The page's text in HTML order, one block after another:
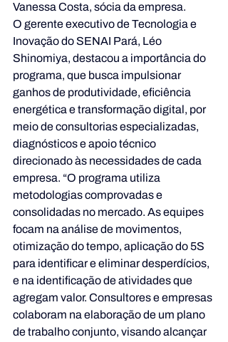
Vanessa Costa, sócia da empresa.
O gerente executivo de Tecnologia e
Inovação do SENAI Pará, Léo
Shinomiya, destacou a importância do
programa, que busca impulsionar
ganhos de produtividade, eficiência
energética e transformação digital, por
meio de consultorias especializadas,
diagnósticos e apoio técnico
direcionado às necessidades de cada
empresa. “O programa utiliza
metodologias comprovadas e
consolidadas no mercado. As equipes
focam na análise de movimentos,
otimização do tempo, aplicação do 5S
para identificar e eliminar desperdícios,
e na identificação de atividades que
agregam valor. Consultores e empresas
colaboram na elaboração de um plano
de trabalho conjunto, visando alcançar